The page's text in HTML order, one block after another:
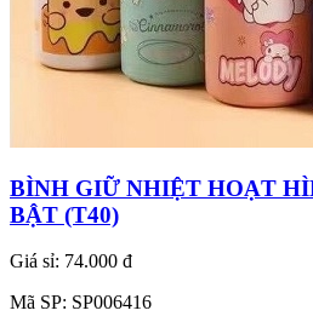
BÌNH GIỮ NHIỆT HOẠT
BẬT (T40)
Giá sỉ: 74.000 đ
Mã SP: SP006416